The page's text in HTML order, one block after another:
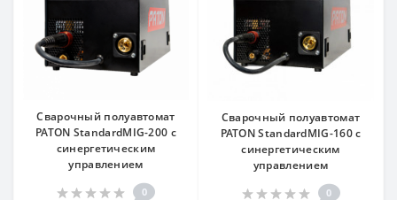
Сварочный полуавтомат
PATON StandardMIG-200 с
синергетическим
управлением
0
Сварочный полуавтомат
PATON StandardMIG-160 с
синергетическим
управлением
0